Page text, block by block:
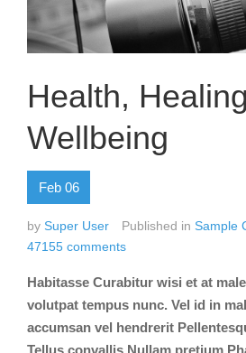
Health,
Wellbeing
Feb 06
by Super User Published in Sample
47155 comments
Habitasse Curabitur wisi et at
volutpat tempus nunc. Vel id in
accumsan vel hendrerit
Tellus convallis Nullam pretium